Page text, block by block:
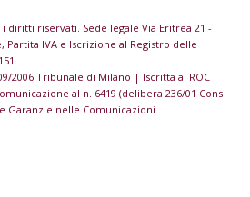
diritti riservati. Sede legale Via Eritrea 21 -
Partita IVA e Iscrizione al Registro delle
2006 Tribunale di Milano | Iscritta al ROC
al n. 6419 (delibera 236/01 Cons
Garanzie nelle Comunicazioni